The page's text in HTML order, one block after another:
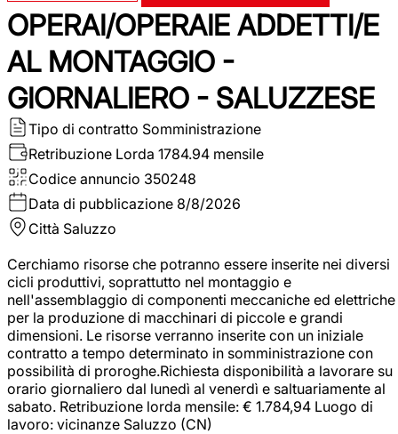
OPERAI/OPERAIE ADDETTI/E
AL MONTAGGIO -
GIORNALIERO - SALUZZESE
Tipo di contratto Somministrazione
Retribuzione Lorda 1784.94 mensile
Codice annuncio 350248
Data di pubblicazione 8/8/2026
Città Saluzzo
Cerchiamo risorse che potranno essere inserite nei diversi
cicli produttivi, soprattutto nel montaggio e
nell'assemblaggio di componenti meccaniche ed elettriche
per la produzione di macchinari di piccole e grandi
dimensioni. Le risorse verranno inserite con un iniziale
contratto a tempo determinato in somministrazione con
possibilità di proroghe.Richiesta disponibilità a lavorare su
orario giornaliero dal lunedì al venerdì e saltuariamente al
sabato. Retribuzione lorda mensile: € 1.784,94 Luogo di
lavoro: vicinanze Saluzzo (CN)